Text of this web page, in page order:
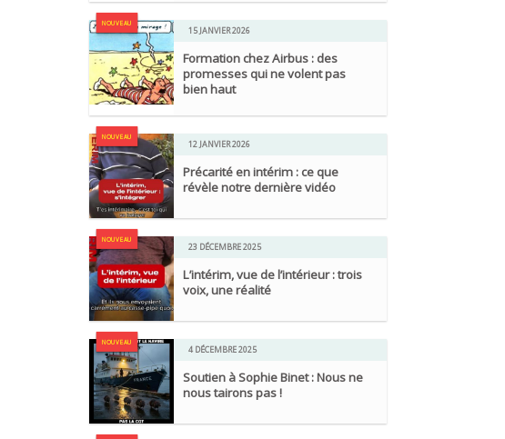
NOUVEAU
15 JANVIER 2026
Formation chez Airbus : des
promesses qui ne volent pas
bien haut
NOUVEAU
12 JANVIER 2026
Précarité en intérim : ce que
révèle notre dernière vidéo
NOUVEAU
23 DÉCEMBRE 2025
L’intérim, vue de l’intérieur : trois
voix, une réalité
NOUVEAU
4 DÉCEMBRE 2025
Soutien à Sophie Binet : Nous ne
nous tairons pas !